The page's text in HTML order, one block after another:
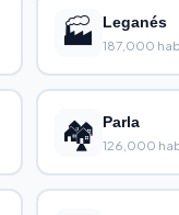
🏭 Leganés
187,000 hab.
🏘️ Parla
126,000